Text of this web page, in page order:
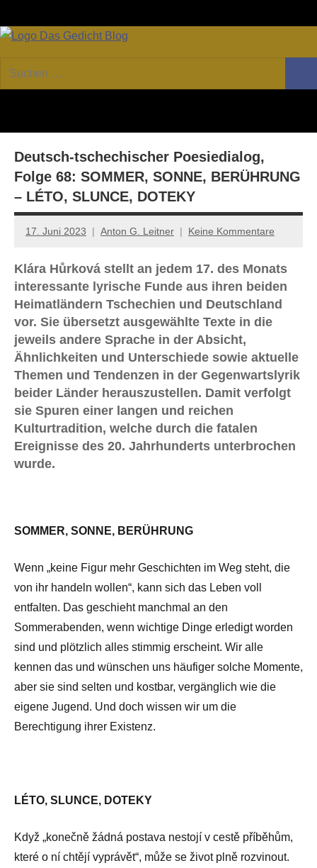
Inhalt
GEDICHT
Forum
von
Lyrik,
Suchen
nach:
Deutsch-tschechischer Poesiedialog,
Folge 68: SOMMER, SONNE, BERÜHRUNG
– LÉTO, SLUNCE, DOTEKY
17. Juni 2023 Anton G. Leitner Keine Kommentare
Klára Hůrková stellt an jedem 17. des Monats
interessante lyrische Funde aus ihren beiden
Heimatländern Tschechien und Deutschland
vor. Sie übersetzt ausgewählte Texte in die
jeweils andere Sprache in der Absicht,
Ähnlichkeiten und Unterschiede sowie aktuelle
Themen und Tendenzen in der Gegenwartslyrik
beider Länder herauszustellen. Damit verfolgt
sie Spuren einer langen und reichen
Kulturtradition, welche durch die fatalen
Ereignisse des 20. Jahrhunderts unterbrochen
wurde.
SOMMER, SONNE, BERÜHRUNG
Wenn „keine Figur mehr Geschichten im Weg steht, die
von ihr handeln wollen“, kann sich das Leben voll
entfalten. Das geschieht manchmal an den
Sommerabenden, wenn wichtige Dinge erledigt worden
sind und plötzlich alles stimmig erscheint. Wir alle
kennen das und wünschen uns häufiger solche Momente,
aber sie sind selten und kostbar, vergänglich wie die
eigene Jugend. Und doch wissen wir um die
Berechtigung ihrer Existenz.
LÉTO, SLUNCE, DOTEKY
Když „konečně žádná postava nestojí v cestě příběhům,
které o ní chtějí vyprávět“, může se život plně rozvinout.